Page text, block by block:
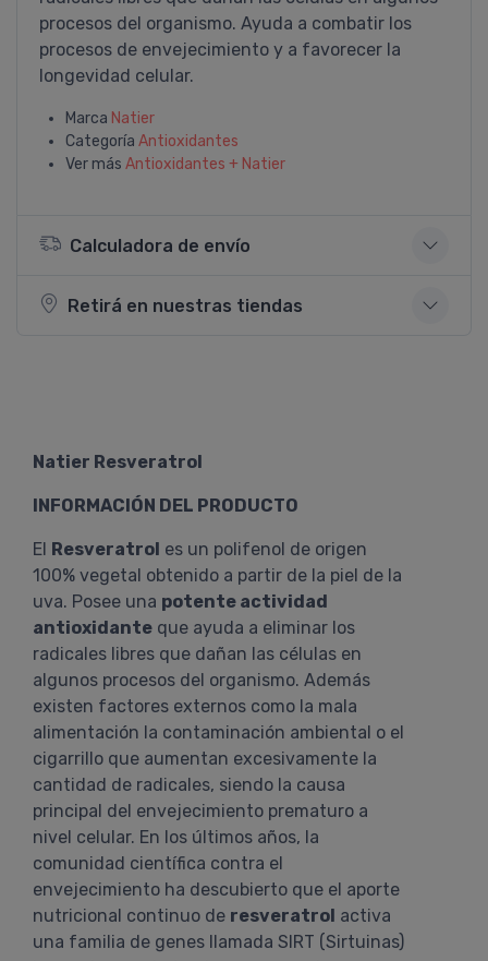
procesos del organismo. Ayuda a combatir los
procesos de envejecimiento y a favorecer la
longevidad celular.
Marca Natier
Categoría Antioxidantes
Ver más Antioxidantes + Natier
Calculadora de envío
Retirá en nuestras tiendas
Natier Resveratrol
INFORMACIÓN DEL PRODUCTO
El Resveratrol es un polifenol de origen
100% vegetal obtenido a partir de la piel de la
uva. Posee una potente actividad
antioxidante que ayuda a eliminar los
radicales libres que dañan las células en
algunos procesos del organismo. Además
existen factores externos como la mala
alimentación la contaminación ambiental o el
cigarrillo que aumentan excesivamente la
cantidad de radicales, siendo la causa
principal del envejecimiento prematuro a
nivel celular. En los últimos años, la
comunidad científica contra el
envejecimiento ha descubierto que el aporte
nutricional continuo de resveratrol activa
una familia de genes llamada SIRT (Sirtuinas)